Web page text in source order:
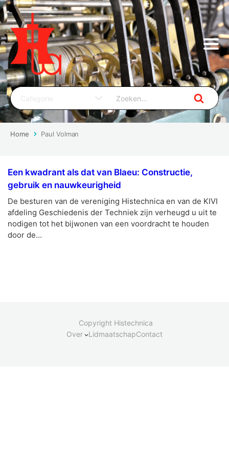
Home Paul Volman
Een kwadrant als dat van Blaeu: Constructie,
gebruik en nauwkeurigheid
De besturen van de vereniging Histechnica en van de KIVI
afdeling Geschiedenis der Techniek zijn verheugd u uit te
nodigen tot het bijwonen van een voordracht te houden
door de…
Copyright Histechnica
Over
LidmaatschapContact